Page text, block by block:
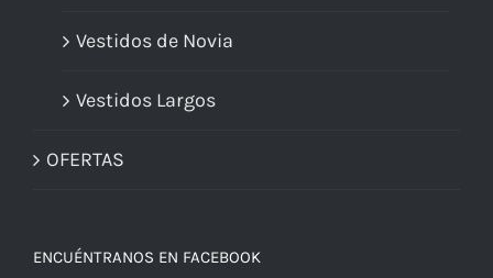
Vestidos de Novia
Vestidos Largos
OFERTAS
ENCUÉNTRANOS EN FACEBOOK